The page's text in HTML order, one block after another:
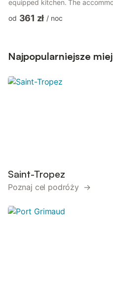
equipped kitchen. The
in the sun. The accommodation
that during your rental the house
od 361 zł / noc
Najpopularniejsze
Saint-Tropez
Poznaj cel podróży →